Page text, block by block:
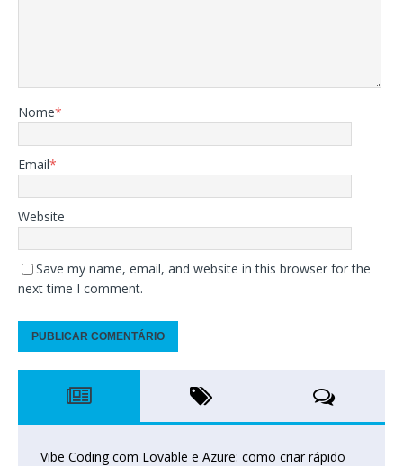
Nome*
Email*
Website
Save my name, email, and website in this browser for the
next time I comment.
Vibe Coding com Lovable e Azure: como criar rápido